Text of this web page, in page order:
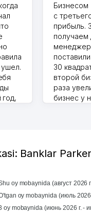
ушел.
Бизнесом
с
прибыль.
получаем
30
второй
раза
бизнес у
Banklar
oy mobaynida (август 2026
oy mobaynida (июль 2026
oy mobaynida (июнь 2026 г. -